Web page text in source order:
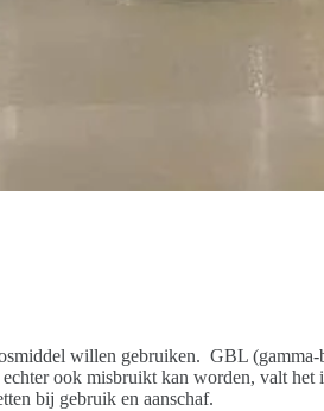
willen gebruiken. GBL
ook misbruikt kan worden, valt
bij gebruik en aanschaf.